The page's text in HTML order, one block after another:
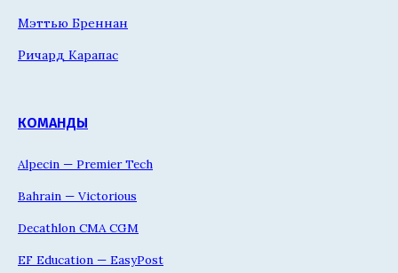
Мэттью Бреннан
Ричард Карапас
КОМАНДЫ
Alpecin — Premier Tech
Bahrain — Victorious
Decathlon CMA CGM
EF Education — EasyPost